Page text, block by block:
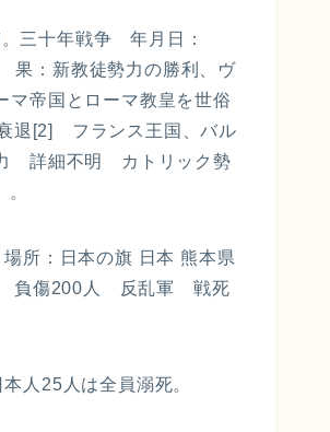
三十年戦争 年月日：
：新教徒勢力の勝利、ヴ
帝国とローマ教皇を世俗
退[2] フランス王国、バル
詳細不明 カトリック勢
所：日本の旗 日本 熊本県
負傷200人 反乱軍 戦死
人25人は全員溺死。